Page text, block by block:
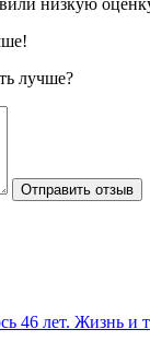
лучше?
Отправить отзыв
46 лет. Жизнь и